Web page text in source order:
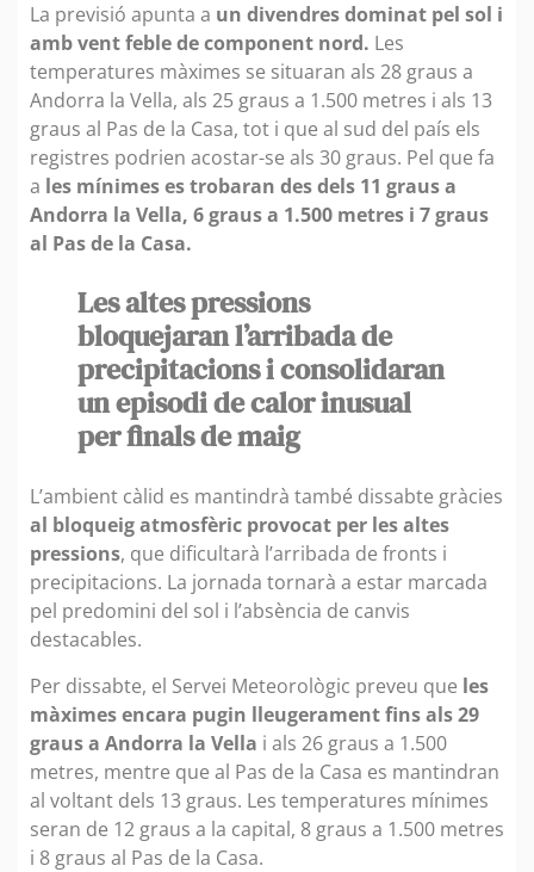
La previsió apunta a un divendres dominat pel sol i
amb vent feble de component nord. Les
temperatures màximes se situaran als 28 graus a
Andorra la Vella, als 25 graus a 1.500 metres i als 13
graus al Pas de la Casa, tot i que al sud del país els
registres podrien acostar-se als 30 graus. Pel que fa
a les mínimes es trobaran des dels 11 graus a
Andorra la Vella, 6 graus a 1.500 metres i 7 graus
al Pas de la Casa.
Les altes pressions
bloquejaran l’arribada de
precipitacions i consolidaran
un episodi de calor inusual
per finals de maig
L’ambient càlid es mantindrà també dissabte gràcies
al bloqueig atmosfèric provocat per les altes
pressions, que dificultarà l’arribada de fronts i
precipitacions. La jornada tornarà a estar marcada
pel predomini del sol i l’absència de canvis
destacables.
Per dissabte, el Servei Meteorològic preveu que les
màximes encara pugin lleugerament fins als 29
graus a Andorra la Vella i als 26 graus a 1.500
metres, mentre que al Pas de la Casa es mantindran
al voltant dels 13 graus. Les temperatures mínimes
seran de 12 graus a la capital, 8 graus a 1.500 metres
i 8 graus al Pas de la Casa.